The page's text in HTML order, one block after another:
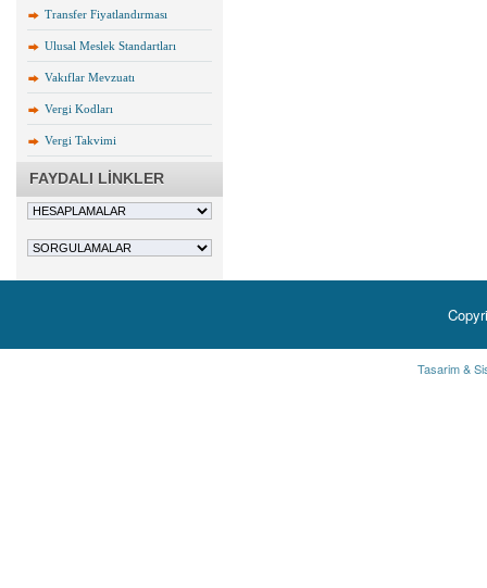
Transfer Fiyatlandırması
Ulusal Meslek Standartları
Vakıflar Mevzuatı
Vergi Kodları
Vergi Takvimi
FAYDALI LİNKLER
Tasarim &